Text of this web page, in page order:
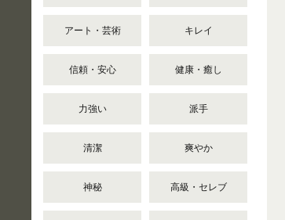
アート・芸術 キレイ
信頼・安心 健康・癒し
力強い 派手
清潔 爽やか
神秘 高級・セレブ